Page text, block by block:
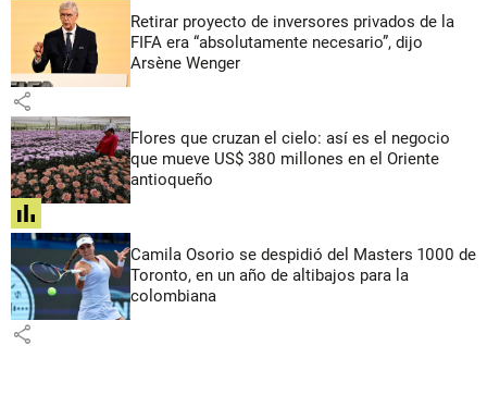
Retirar proyecto de inversores privados de la
FIFA era “absolutamente necesario”, dijo
Arsène Wenger
share
Flores que cruzan el cielo: así es el negocio
que mueve US$ 380 millones en el Oriente
antioqueño
share
Camila Osorio se despidió del Masters 1000 de
Toronto, en un año de altibajos para la
colombiana
share